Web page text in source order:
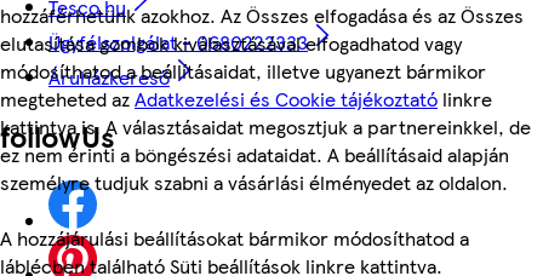
hozzáférhetünk azokhoz. Az Összes elfogadása és az Összes
elutasítása gombok kiválasztásával elfogadhatod vagy
módosíthatod a beállításaidat, illetve ugyanezt bármikor
megteheted azAdatkezelési és Cookie tájékoztató linkre
kattintva is. A választásaidat megosztjuk a partnereinkkel, de
ez nem érinti a böngészési adataidat. A beállításaid alapján
személyre tudjuk szabni a vásárlási élményedet az oldalon.
A hozzájárulási beállításokat bármikor módosíthatod a
láblécben található Süti beállítások linkre kattintva.
Tesco.hu
Ügyfélszolgálat - 0680222333
Áruházkereső
followUs